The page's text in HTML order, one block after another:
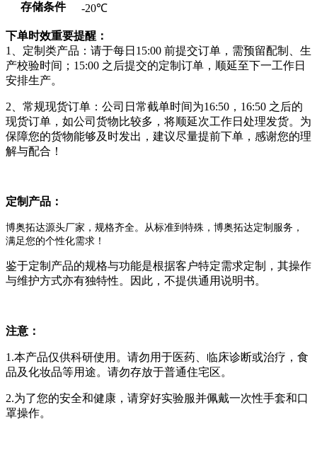
存储条件
-20℃
下单时效重要提醒：
1、定制类产品：请于每日15:00 前提交订单，需预留配制、生
产校验时间；15:00 之后提交的定制订单，顺延至下一工作日
安排生产。
2、常规现货订单：公司日常截单时间为16:50，16:50 之后的
现货订单，如公司货物比较多，将顺延次工作日处理发货。为
保障您的货物能够及时发出，建议尽量提前下单，感谢您的理
解与配合！
定制产品：
博奥拓达源头厂家，规格齐全。从标准到特殊，博奥拓达定制服务，
满足您的个性化需求！
鉴于定制产品的规格与功能是根据客户特定需求定制，其操作
与维护方式亦有独特性。因此，不提供通用说明书。
注意：
1.本产品仅供科研使用。请勿用于医药、临床诊断或治疗，食
品及化妆品等用途。请勿存放于普通住宅区。
2.为了您的安全和健康，请穿好实验服并佩戴一次性手套和口
罩操作。